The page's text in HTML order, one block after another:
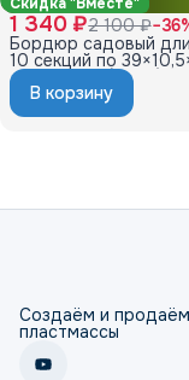
Скидка "Вместе"
1 340 ₽2 100 ₽−36
Бордюр садовый
10 секций по
колышками (20шт)
шоколад
В корзину
Создаём и продаём
пластмассы